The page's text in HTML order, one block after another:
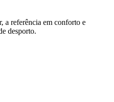
a referência em conforto e
desporto.